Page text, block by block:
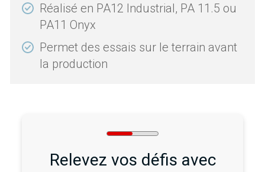
Réalisé en PA12 Industrial, PA 11.5 ou
PA11 Onyx
Permet des essais sur le terrain avant
la production
Relevez vos défis avec